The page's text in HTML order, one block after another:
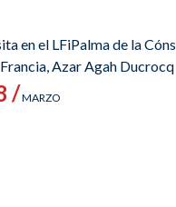
en el LFiPalma de la
Azar Agah Ducrocq
/MARZO